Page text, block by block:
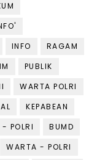
INFO
RAGAM
PUBLIK
WARTA POLRI
KEPABEAN
- POLRI
BUMD
WARTA - POLRI